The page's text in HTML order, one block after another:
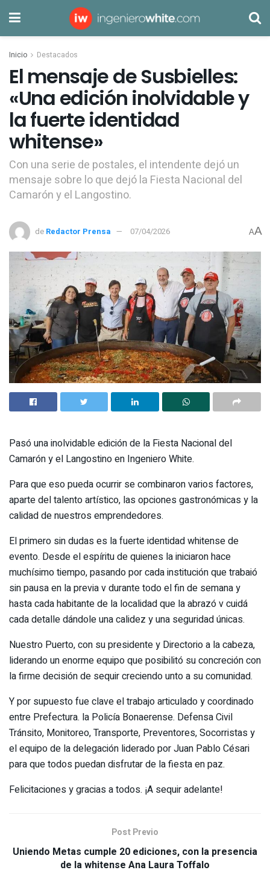
Inicio Destacados
El mensaje de Susbielles:
«Una edición inolvidable y
la fuerte identidad
whitense»
Con una serie de postales, el intendente dejó un
mensaje sobre lo que dejó la Fiesta Nacional del
Camarón y el Langostino.
de Redactor Prensa 07/04/2026 AA
Pasó una inolvidable edición de la Fiesta Nacional del
Camarón y el Langostino en Ingeniero White.
Para que eso pueda ocurrir se combinaron varios factores,
aparte del talento artístico, las opciones gastronómicas y la
calidad de nuestros emprendedores.
El primero sin dudas es la fuerte identidad whitense de
evento. Desde el espíritu de quienes la iniciaron hace
muchísimo tiempo, pasando por cada institución que trabaió
sin pausa en la previa v durante todo el fin de semana y
hasta cada habitante de la localidad que la abrazó v cuidá
cada detalle dándole una calidez y una seguridad únicas.
Nuestro Puerto, con su presidente y Directorio a la cabeza,
liderando un enorme equipo que posibilitó su concreción con
la firme decisión de sequir creciendo unto a su comunidad.
Y por supuesto fue clave el trabajo articulado y coordinado
entre Prefectura. la Policía Bonaerense. Defensa Civil
Tránsito, Monitoreo, Transporte, Preventores, Socorristas y
el equipo de la delegación liderado por Juan Pablo Césari
para que todos puedan disfrutar de la fiesta en paz.
Felicitaciones y gracias a todos. ¡A sequir adelante!
Post Previo
Uniendo Metas cumple 20 ediciones, con la presencia
de la whitense Ana Laura Toffalo